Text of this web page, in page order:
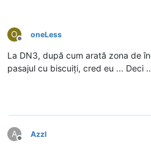
O
Deconectat
oneLess
La DN3, după cum arată zona de
pasajul cu biscuiți, cred eu ... Deci
A
Deconectat
Azzl